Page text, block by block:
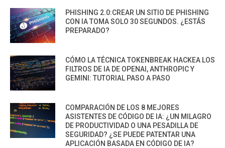
PHISHING 2.0:CREAR UN SITIO DE PHISHING
CON IA TOMA SOLO 30 SEGUNDOS. ¿ESTÁS
PREPARADO?
CÓMO LA TÉCNICA TOKENBREAK HACKEA LOS
FILTROS DE IA DE OPENAI, ANTHROPIC Y
GEMINI: TUTORIAL PASO A PASO
COMPARACIÓN DE LOS 8 MEJORES
ASISTENTES DE CÓDIGO DE IA: ¿UN MILAGRO
DE PRODUCTIVIDAD O UNA PESADILLA DE
SEGURIDAD? ¿SE PUEDE PATENTAR UNA
APLICACIÓN BASADA EN CÓDIGO DE IA?